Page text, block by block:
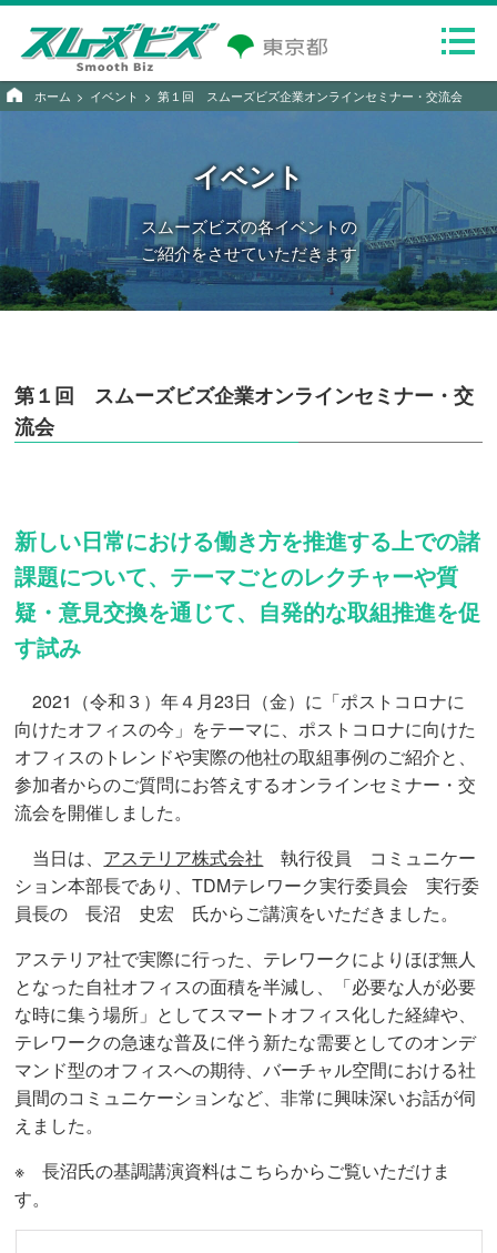
ホーム イベント 第１回 スムーズビズ企業オンラインセミナー・交流会
イベント
スムーズビズの各イベントの
ご紹介をさせていただきます
第１回 スムーズビズ企業オンラインセミナー・交
流会
新しい日常における働き方を推進する上での諸
課題について、テーマごとのレクチャーや質
疑・意見交換を通じて、自発的な取組推進を促
す試み
2021（令和３）年４月23日（金）に「ポストコロナに
向けたオフィスの今」をテーマに、ポストコロナに向けた
オフィスのトレンドや実際の他社の取組事例のご紹介と、
参加者からのご質問にお答えするオンラインセミナー・交
流会を開催しました。
当日は、 アステリア株式会社 執行役員 コミュニケー
ション本部長であり、TDMテレワーク実行委員会 実行委
員長の 長沼 史宏 氏からご講演をいただきました。
アステリア社で実際に行った、テレワークによりほぼ無人
となった自社オフィスの面積を半減し、「必要な人が必要
な時に集う場所」としてスマートオフィス化した経緯や、
テレワークの急速な普及に伴う新たな需要としてのオンデ
マンド型のオフィスへの期待、バーチャル空間における社
員間のコミュニケーションなど、非常に興味深いお話が伺
えました。
※ 長沼氏の基調講演資料はこちらからご覧いただけま
す。